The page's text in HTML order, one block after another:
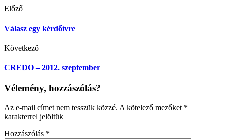
Előző
Válasz egy kérdőívre
Következő
CREDO – 2012. szeptember
Vélemény, hozzászólás?
Az e-mail címet nem tesszük közzé. A kötelező mezőket *
karakterrel jelöltük
Hozzászólás *